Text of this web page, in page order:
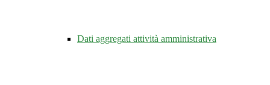
Dati aggregati attività amministrativa